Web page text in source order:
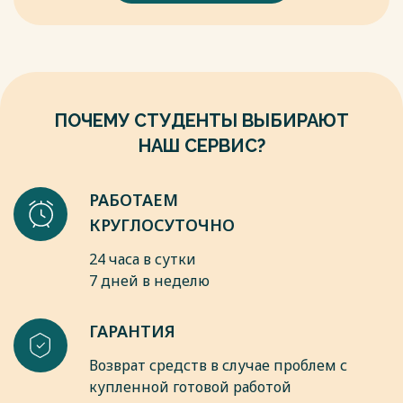
штока; 18-Комбинированное уплотнение; 19-Фик-сирующий
Держатель цепного колеса; 27-Крышка оси.
ПОЧЕМУ СТУДЕНТЫ ВЫБИРАЮТ
НАШ СЕРВИС?
РАБОТАЕМ
КРУГЛОСУТОЧНО
24 часа в сутки
7 дней в неделю
ГАРАНТИЯ
Возврат средств в случае проблем с
купленной готовой работой